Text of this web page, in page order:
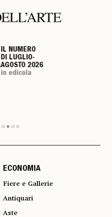
IL NUMERO
DI LUGLIO-
AGOSTO 2026
in edicola
IL NUMERO
DI LUGLIO-
AGOSTO 2026
in edicola
IL NUMERO
DI LUGLIO-
AGOSTO 2026
in edicola
IL NUMERO
DI LUGLIO-
AGOSTO 2026
in edicola
ECONOMIA
Fiere e Gallerie
Antiquari
Aste